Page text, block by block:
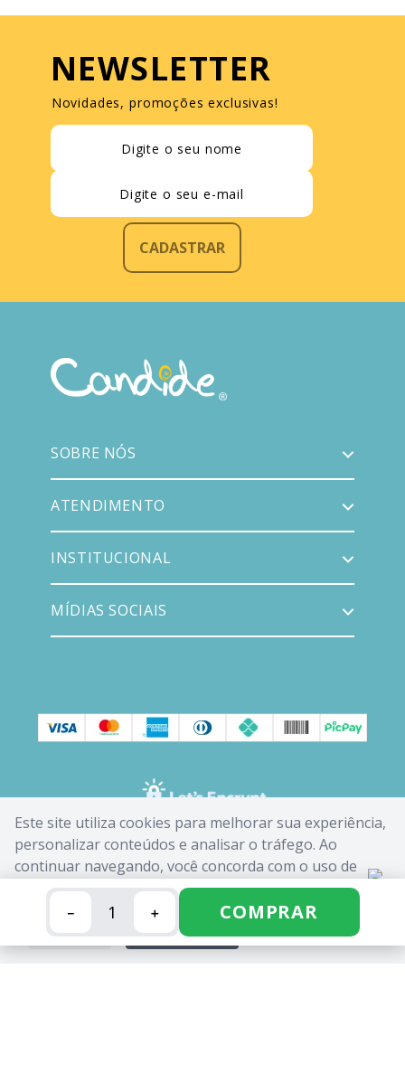
Este site utiliza cookies para melhorar sua experiência,
personalizar conteúdos e analisar o tráfego. Ao
continuar navegando, você concorda com o uso de
cookies. Saiba mais em nossaPolítica de Cookies.
ACEITAR
＋
－ COMPRAR
NEWSLETTER
Novidades, promoções exclusivas!
CADASTRAR
SOBRE NÓS
ATENDIMENTO
INSTITUCIONAL
MÍDIAS SOCIAIS